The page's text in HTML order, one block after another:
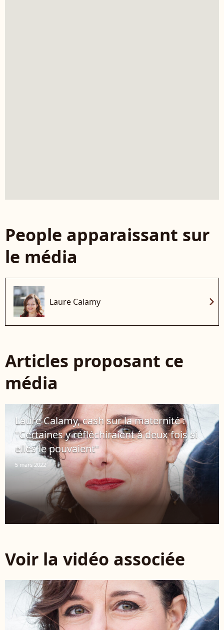
People apparaissant sur
le média
Laure Calamy chevron_right
Articles proposant ce
média
Laure Calamy, cash sur la maternité :
"Certaines y réfléchiraient à deux fois si
elles le pouvaient"
5 mars 2022
Voir la vidéo associée